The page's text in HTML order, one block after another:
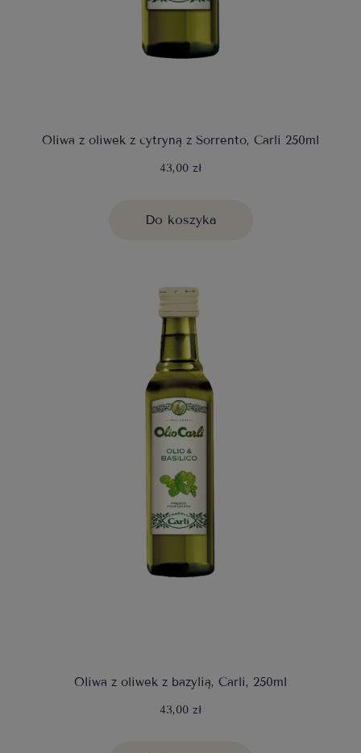
Oliwa z oliwek z cytryną z Sorrento, Carli 250ml
43,00 zł
Do koszyka
Oliwa z oliwek z bazylią, Carli, 250ml
43,00 zł